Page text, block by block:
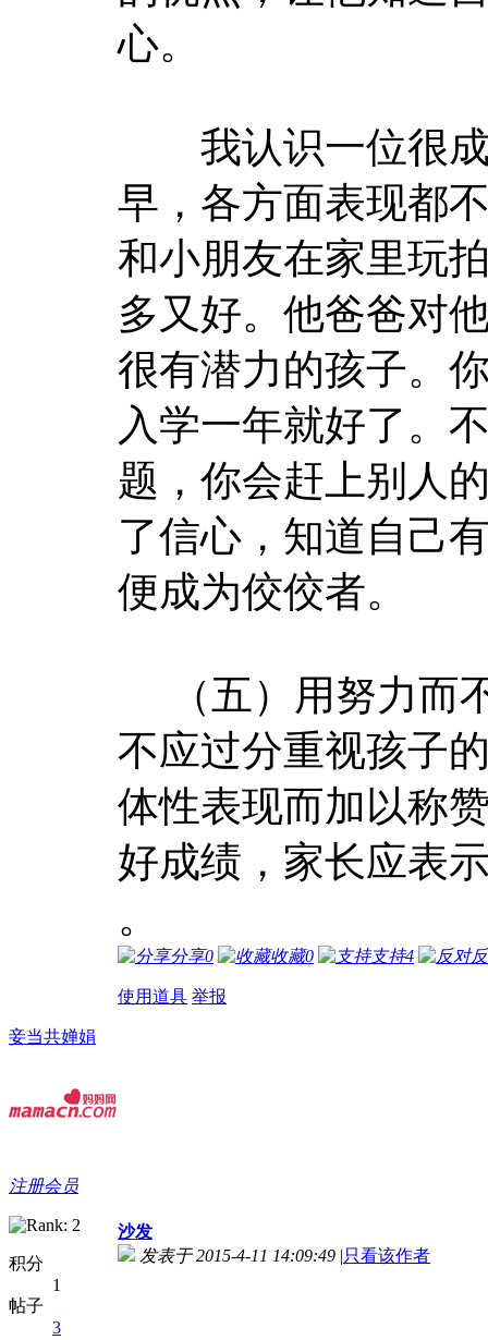
心。
我认识一位很成
早，各方面表现都
和小朋友在家里玩
多又好。他爸爸对
很有潜力的孩子。
入学一年就好了。
题，你会赶上别人
了信心，知道自己
便成为佼佼者。
（五）用努力而
不应过分重视孩子
体性表现而加以称
好成绩，家长应表
。
分享0 收藏0 支持4
使用道具 举报
妾当共婵娟
注册会员
积分
1
帖子
3
沙发
发表于 2015-4-11 14:09:49 |只看该作者